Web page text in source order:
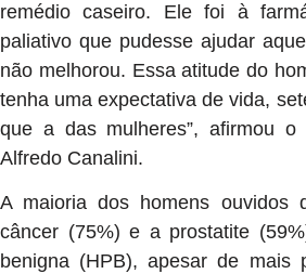
remédio caseiro. Ele foi à
paliativo que pudesse ajudar
não melhorou. Essa atitude do
tenha uma expectativa de vida,
que a das mulheres”, afirmou o
Alfredo Canalini.
A maioria dos homens ouvidos
câncer (75%) e a prostatite
benigna (HPB), apesar de mais